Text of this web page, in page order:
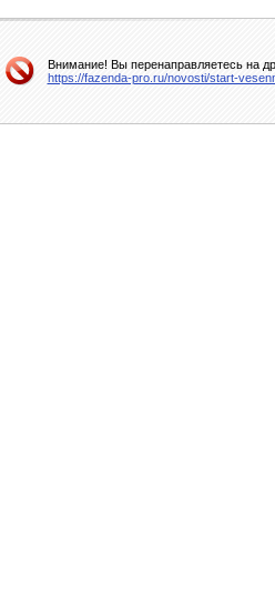
Внимание! Вы перенаправляетесь на
https://fazenda-pro.ru/novosti/start-